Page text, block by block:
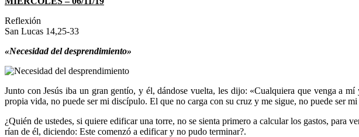
Reflexión
San Lucas 14,25-33
«Necesidad del desprendimiento»
Junto con Jesús iba un gran gentío, y él, dándose vuelta, les dijo: «Cualquiera que venga a
propia vida, no puede ser mi discípulo. El que no carga con su cruz y me sigue, no puede ser
¿Quién de ustedes, si quiere edificar una torre, no se sienta primero a calcular los gastos, para
rían de él, diciendo: Este comenzó a edificar y no pudo terminar?.